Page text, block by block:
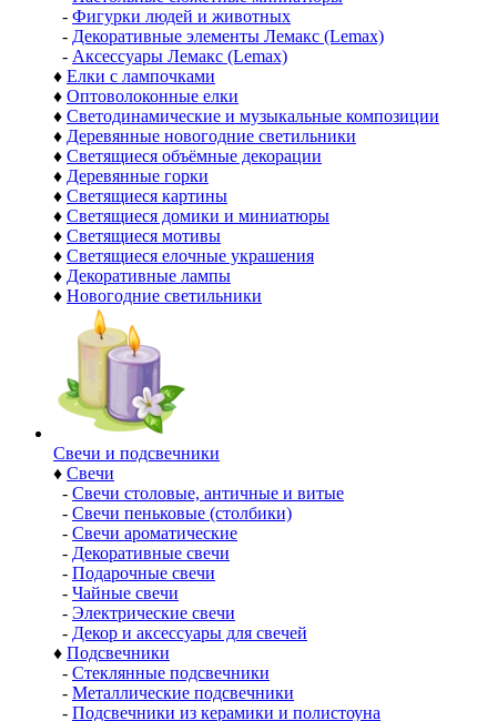
- Фигурки людей и животных
- Декоративные элементы Лемакс (Lemax)
- Аксессуары Лемакс (Lemax)
♦ Елки с лампочками
♦ Оптоволоконные елки
♦ Светодинамические и музыкальные композиции
♦ Деревянные новогодние светильники
♦ Светящиеся объёмные декорации
♦ Деревянные горки
♦ Светящиеся картины
♦ Светящиеся домики и миниатюры
♦ Светящиеся мотивы
♦ Светящиеся елочные украшения
♦ Декоративные лампы
♦ Новогодние светильники
Свечи и подсвечники
♦ Свечи
- Свечи столовые, античные и витые
- Свечи пеньковые (столбики)
- Свечи ароматические
- Декоративные свечи
- Подарочные свечи
- Чайные свечи
- Электрические свечи
- Декор и аксессуары для свечей
♦ Подсвечники
- Стеклянные подсвечники
- Металлические подсвечники
- Подсвечники из керамики и полистоуна